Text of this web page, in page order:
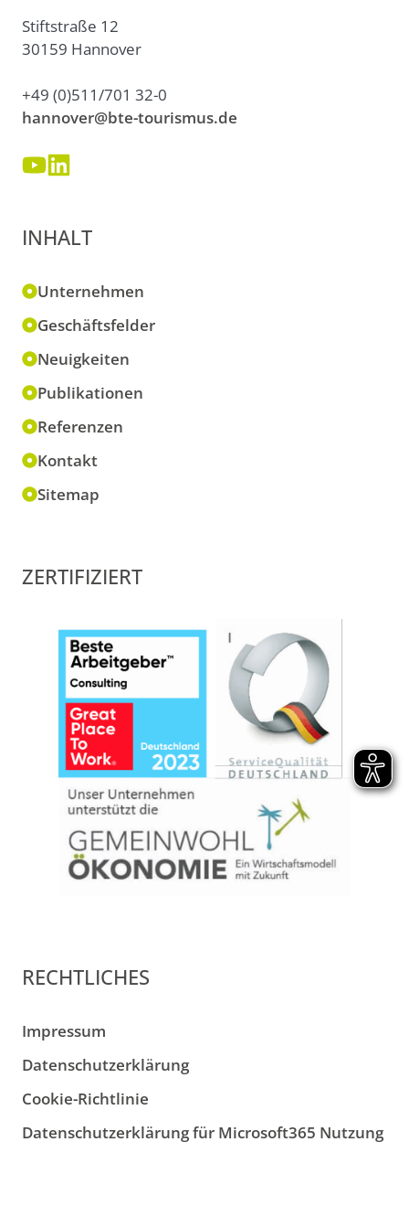
Stiftstraße 12
30159 Hannover
+49 (0)511/701 32-0
hannover@bte-tourismus.de
INHALT
Unternehmen
Geschäftsfelder
Neuigkeiten
Publikationen
Referenzen
Kontakt
Sitemap
ZERTIFIZIERT
RECHTLICHES
Impressum
Datenschutzerklärung
Cookie-Richtlinie
Datenschutzerklärung für Microsoft365 Nutzung